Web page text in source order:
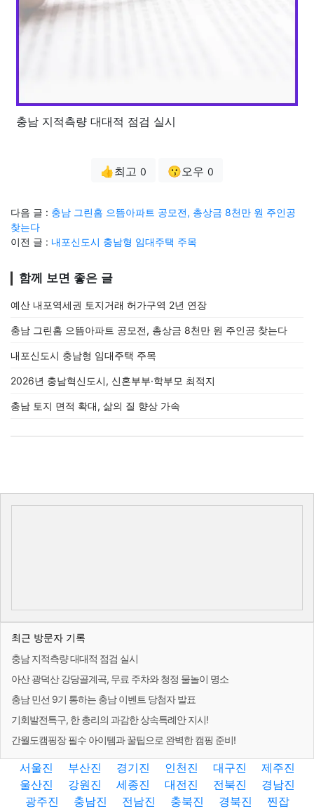
충남 지적측량 대대적 점검 실시
👍최고 0 😗오우 0
다음 글 : 충남 그린홈 으뜸아파트 공모전, 총상금 8천만 원 주인공
찾는다
이전 글 : 내포신도시 충남형 임대주택 주목
함께 보면 좋은 글
예산 내포역세권 토지거래 허가구역 2년 연장
충남 그린홈 으뜸아파트 공모전, 총상금 8천만 원 주인공 찾는다
내포신도시 충남형 임대주택 주목
2026년 충남혁신도시, 신혼부부·학부모 최적지
충남 토지 면적 확대, 삶의 질 향상 가속
최근 방문자 기록
충남 지적측량 대대적 점검 실시
아산 광덕산 강당골계곡, 무료 주차와 청정 물놀이 명소
충남 민선 9기 통하는 충남 이벤트 당첨자 발표
기회발전특구, 한 총리의 과감한 상속특례안 지시!
간월도캠핑장 필수 아이템과 꿀팁으로 완벽한 캠핑 준비!
서울진 부산진 경기진 인천진 대구진
제주진
울산진
강원진 세종진 대전진 전북진
경남진
광주진
충남진 전남진 충북진 경북진 찐잡